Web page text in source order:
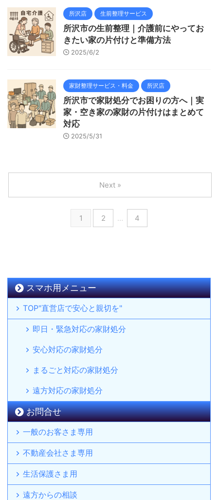
所沢店 生前整理サービス
所沢市の生前整理｜介護前にやってお
きたい家の片付けと準備方法
2025/6/2
家財整理サービス・料金 所沢店
所沢市で家財処分でお困りの方へ｜実
家・空き家の家財の片付けはまとめて
対応
2025/5/31
1 2 … 4
Next »
スマホ用メニュー
TOP"直営店で安心と親切を"
即日・緊急対応の家財処分
安心対応の家財処分
まるごと対応の家財処分
遠方対応の家財処分
お問合せ
一般のお客さま専用
不動産会社さま専用
生活保護さま用
遠方からの相談